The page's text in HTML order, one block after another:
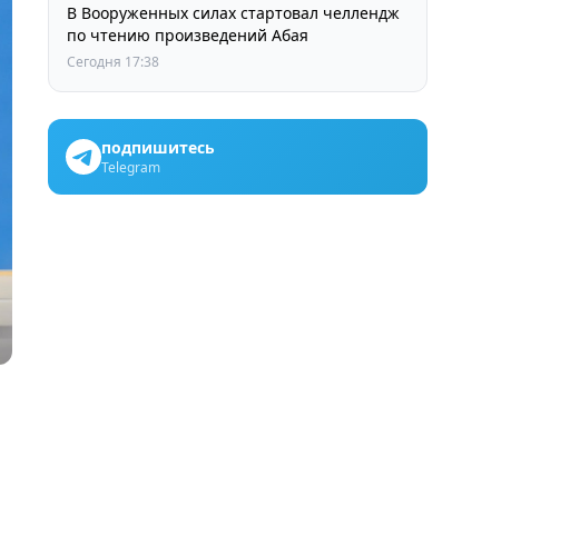
В Вооруженных силах стартовал челлендж
по чтению произведений Абая
Сегодня 17:38
подпишитесь
Telegram